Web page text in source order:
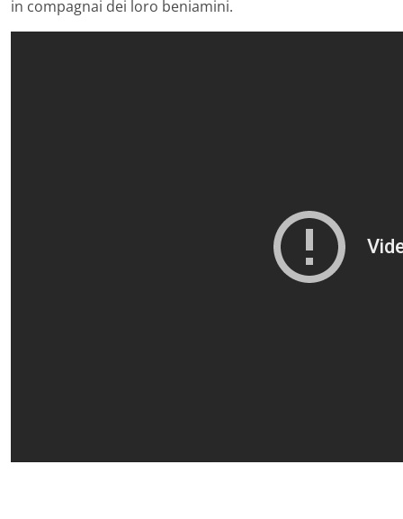
in compagnai dei loro beniamini.